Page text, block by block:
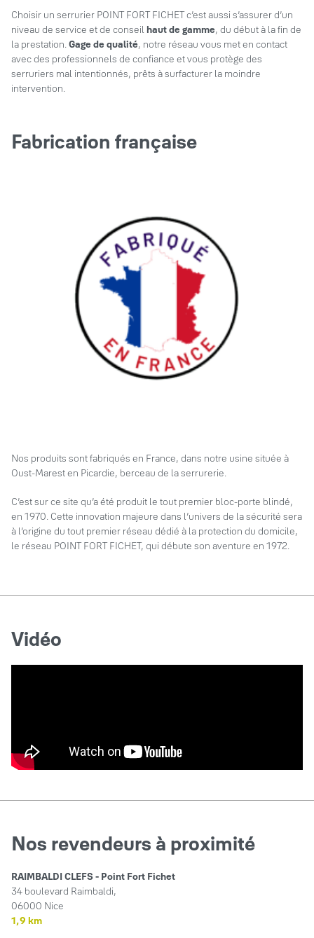
Choisir un serrurier POINT FORT FICHET c’est aussi s’assurer d’un
niveau de service et de conseil haut de gamme, du début à la fin de
la prestation. Gage de qualité, notre réseau vous met en contact
avec des professionnels de confiance et vous protège des
serruriers mal intentionnés, prêts à surfacturer la moindre
intervention.
Fabrication française
Nos produits sont fabriqués en France, dans notre usine située à
Oust-Marest en Picardie, berceau de la serrurerie.
C’est sur ce site qu’a été produit le tout premier bloc-porte blindé,
en 1970. Cette innovation majeure dans l’univers de la sécurité sera
à l’origine du tout premier réseau dédié à la protection du domicile,
le réseau POINT FORT FICHET, qui débute son aventure en 1972.
Vidéo
Nos revendeurs à proximité
RAIMBALDI CLEFS - Point Fort Fichet
34 boulevard Raimbaldi,
06000 Nice
1,9 km